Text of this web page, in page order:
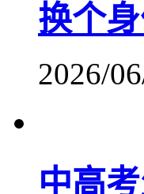
换个
2026/
中高